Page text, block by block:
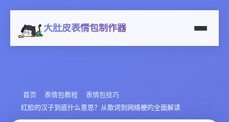
大肚皮表情包制作器
首页 表情包教程
表情包技巧
红脸的汉子到底什么意思？从歌词到网络梗的全面解读